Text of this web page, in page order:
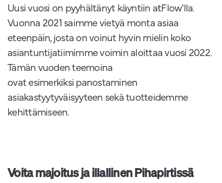
Uusi vuosi on pyyhältänyt käyntiin atFlow'lla.
Vuonna 2021 saimme vietyä monta asiaa
eteenpäin, josta on voinut hyvin mielin koko
asiantuntijatiimimme voimin aloittaa vuosi 2022.
Tämän vuoden teemoina
ovat esimerkiksi panostaminen
asiakastyytyväisyyteen sekä tuotteidemme
kehittämiseen.
Voita majoitus ja illallinen Pihapirtissä